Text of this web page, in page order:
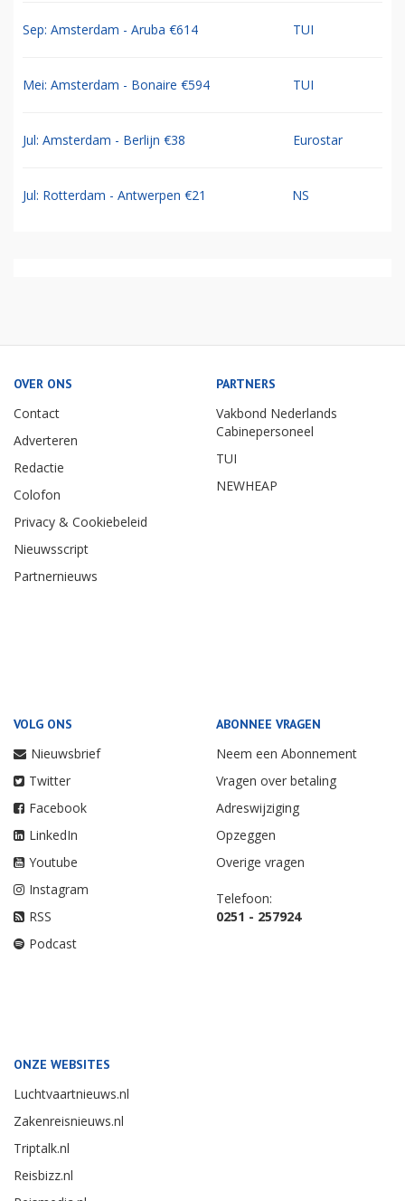
Sep: Amsterdam - Aruba €614 TUI
Mei: Amsterdam - Bonaire €594 TUI
Jul: Amsterdam - Berlijn €38 Eurostar
Jul: Rotterdam - Antwerpen €21 NS
OVER ONS
Contact
Adverteren
Redactie
Colofon
Privacy & Cookiebeleid
Nieuwsscript
Partnernieuws
PARTNERS
Vakbond Nederlands
Cabinepersoneel
TUI
NEWHEAP
VOLG ONS
Nieuwsbrief
Twitter
Facebook
LinkedIn
Youtube
Instagram
RSS
Podcast
ABONNEE VRAGEN
Neem een Abonnement
Vragen over betaling
Adreswijziging
Opzeggen
Overige vragen
Telefoon:
0251 - 257924
ONZE WEBSITES
Luchtvaartnieuws.nl
Zakenreisnieuws.nl
Triptalk.nl
Reisbizz.nl